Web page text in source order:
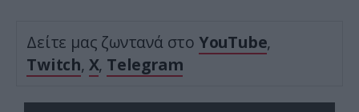
Δείτε μας ζωντανά στο YouTube,
Twitch, X, Telegram